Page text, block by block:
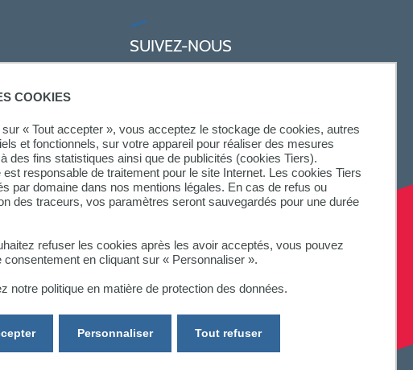
COOKIES
sur « Tout accepter », vous acceptez le stockage de cookies, autres
et fonctionnels, sur votre appareil pour réaliser des mesures
des fins statistiques ainsi que de publicités (cookies Tiers).
est responsable de traitement pour le site Internet. Les cookies Tiers
par domaine dans nos mentions légales. En cas de refus ou
des traceurs, vos paramètres seront sauvegardés pour une durée
refuser les cookies après les avoir acceptés, vous pouvez
consentement en cliquant sur « Personnaliser ».
notre politique en matière de protection des données.
Tout refuser
Personnaliser
SUIVEZ-NOUS